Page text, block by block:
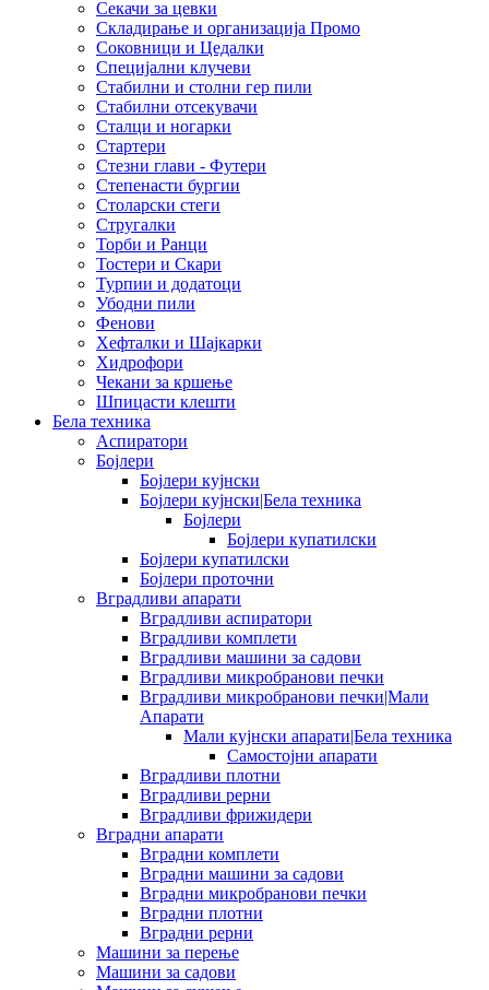
Секачи за цевки
Складирање и организација Промо
Соковници и Цедалки
Специјални клучеви
Стабилни и столни гер пили
Стабилни отсекувачи
Сталци и ногарки
Стартери
Стезни глави - Футери
Степенасти бургии
Столарски стеги
Стругалки
Торби и Ранци
Тостери и Скари
Турпии и додатоци
Убодни пили
Фенови
Хефталки и Шајкарки
Хидрофори
Чекани за кршење
Шпицасти клешти
Бела техника
Аспиратори
Бојлери
Бојлери кујнски
Бојлери кујнски|Бела техника
Бојлери
Бојлери купатилски
Бојлери купатилски
Бојлери проточни
Вградливи апарати
Вградливи аспиратори
Вградливи комплети
Вградливи машини за садови
Вградливи микробранови печки
Вградливи микробранови печки|Мали
Апарати
Мали кујнски апарати|Бела техника
Самостојни апарати
Вградливи плотни
Вградливи рерни
Вградливи фрижидери
Вградни апарати
Вградни комплети
Вградни машини за садови
Вградни микробранови печки
Вградни плотни
Вградни рерни
Машини за перење
Машини за садови